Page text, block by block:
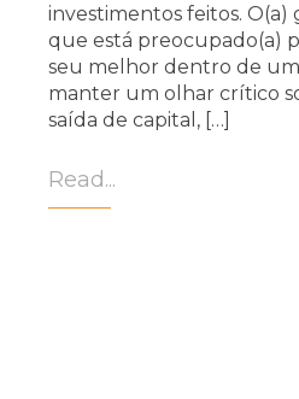
investimentos feitos. O(a)
que está preocupado(a)
seu melhor dentro de
manter um olhar crítico
saída de capital, […]
Read...